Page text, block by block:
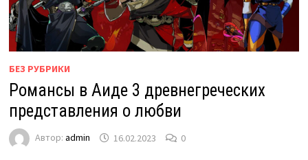
БЕЗ РУБРИКИ
Романсы в Аиде 3 древнегреческих
представления о любви
Автор: admin 16.02.2023 0